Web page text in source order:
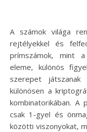
A számok világa rendkívül izgalmas és sokszínű, tele
rejtélyekkel és
prímszámok, mint
eleme, különös
szerepet
különösen a
kombinatorikában. A
csak 1-gyel és
közötti viszonyokat,